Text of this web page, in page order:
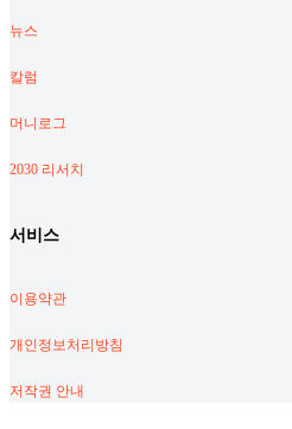
뉴스
칼럼
머니로그
2030 리서치
서비스
이용약관
개인정보처리방침
저작권 안내